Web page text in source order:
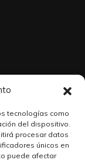
tecnologías como
del dispositivo.
procesar datos
únicos en
puede afectar